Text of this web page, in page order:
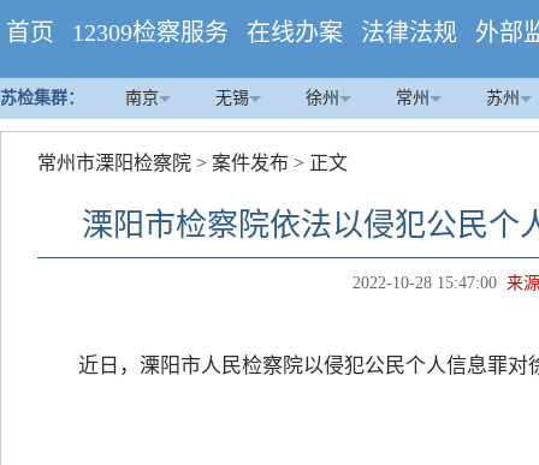
首页 12309检察服务 在线办案 法律法规 外部
苏检集群： 南京 无锡 徐州 常州 苏州
常州市溧阳检察院 > 案件发布 > 正文
溧阳市检察院依法以侵犯公民个
2022-10-28 15:47:00 来
近日，溧阳市人民检察院以侵犯公民个人信息罪对